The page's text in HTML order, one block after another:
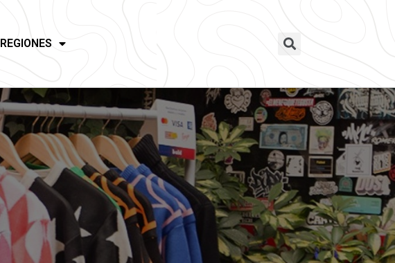
REGIONES